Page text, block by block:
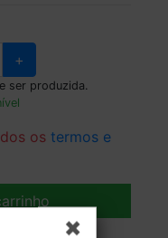
+
ser produzida.
ostermos e